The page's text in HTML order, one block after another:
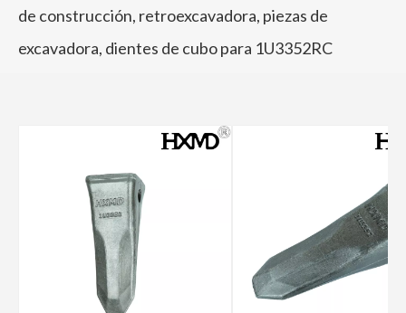
de construcción, retroexcavadora, piezas de
excavadora, dientes de cubo para 1U3352RC